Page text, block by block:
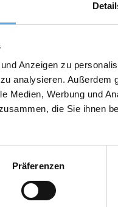
Anzeigen zu
analysieren.
Medien, Werbung und
die Sie ihnen
Präferenzen